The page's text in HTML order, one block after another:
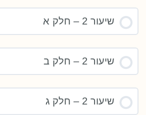
שיעור 2 – חלק א
שיעור 2 – חלק ב
שיעור 2 – חלק ג